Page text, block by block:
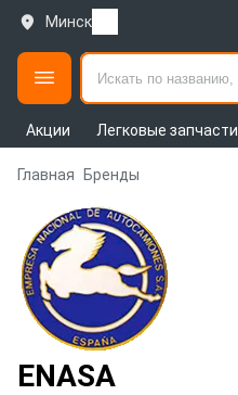
Минск
Акции Легковые запчасти
Главная Бренды
ENASA